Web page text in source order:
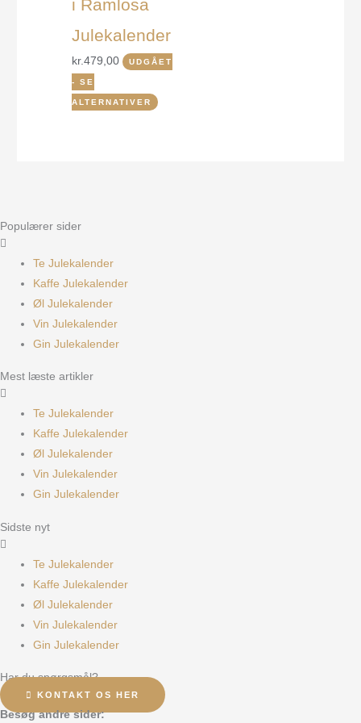
i Ramlösa
Julekalender
kr.479,00 UDGÅET
- SE
ALTERNATIVER
Populærer sider
Te Julekalender
Kaffe Julekalender
Øl Julekalender
Vin Julekalender
Gin Julekalender
Mest læste artikler
Te Julekalender
Kaffe Julekalender
Øl Julekalender
Vin Julekalender
Gin Julekalender
Sidste nyt
Te Julekalender
Kaffe Julekalender
Øl Julekalender
Vin Julekalender
Gin Julekalender
Har du spørgsmål?
KONTAKT OS HER
Besøg andre sider: